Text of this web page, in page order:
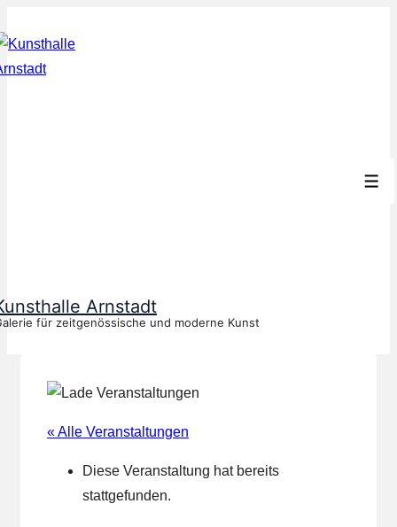
Zum
Inhalt
Arnstadt
für zeitgenössische und moderne Kunst
« Alle Veranstaltungen
Diese Veranstaltung hat bereits
stattgefunden.